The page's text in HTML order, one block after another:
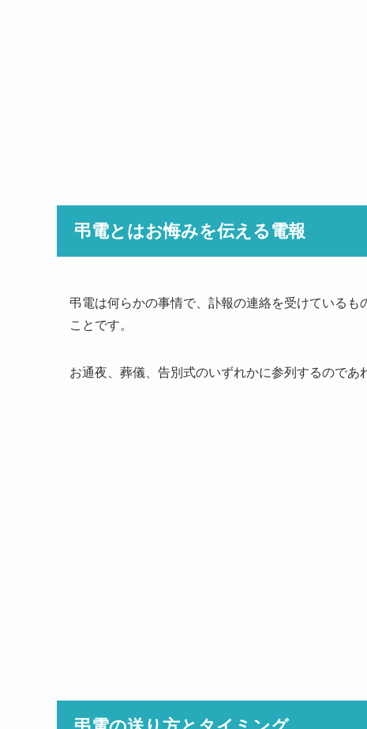
弔電とはお悔みを伝える電報
弔電は何らかの事情で、訃報の連絡を受けている
ことです。
お通夜、葬儀、告別式のいずれかに参列するのであ